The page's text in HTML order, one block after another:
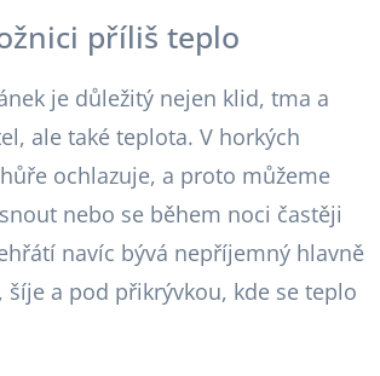
příliš teplo
je důležitý nejen klid, tma a
ale také teplota. V horkých
ochlazuje, a proto můžeme
nebo se během noci častěji
navíc bývá nepříjemný hlavně
šíje a pod přikrývkou, kde se teplo